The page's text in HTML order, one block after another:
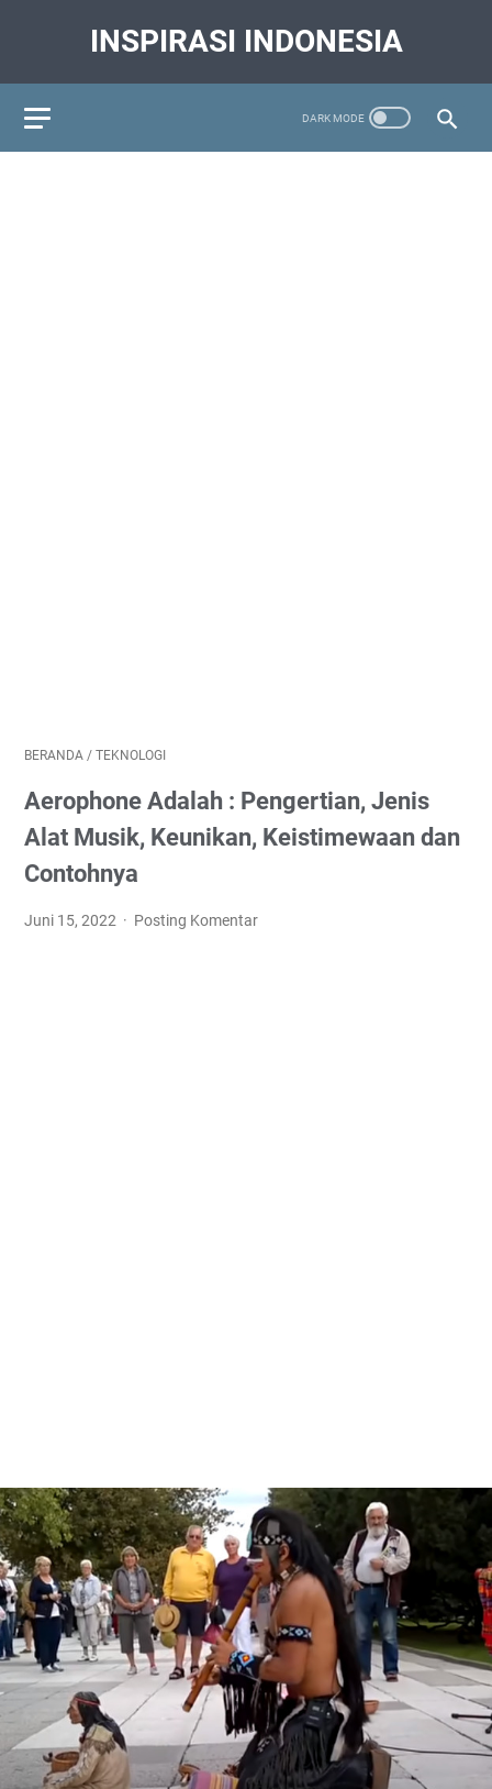
INSPIRASI INDONESIA
BERANDA / TEKNOLOGI
Aerophone Adalah : Pengertian, Jenis
Alat Musik, Keunikan, Keistimewaan dan
Contohnya
Juni 15, 2022 Posting Komentar